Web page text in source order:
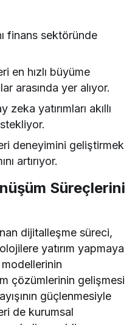
finans sektöründe
en hızlı büyüme
arasında yer alıyor.
yatırımları akıllı
deneyimini geliştirmek
artırıyor.
Süreçlerini
dijitalleşme süreci,
yatırım yapmaya
çözümlerinin gelişmesi
güçlenmesiyle
de kurumsal